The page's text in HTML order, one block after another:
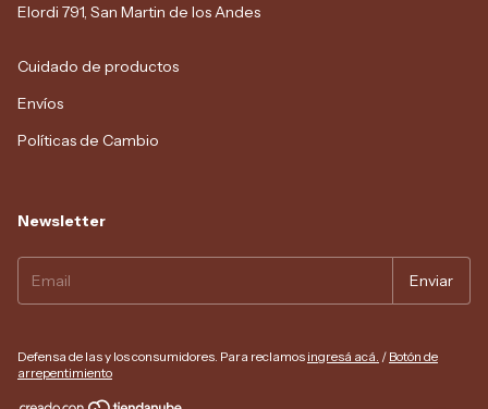
Elordi 791, San Martin de los Andes
Cuidado de productos
Envíos
Políticas de Cambio
Newsletter
Defensa de las y los consumidores. Para reclamos ingresá acá. / Botón de
arrepentimiento